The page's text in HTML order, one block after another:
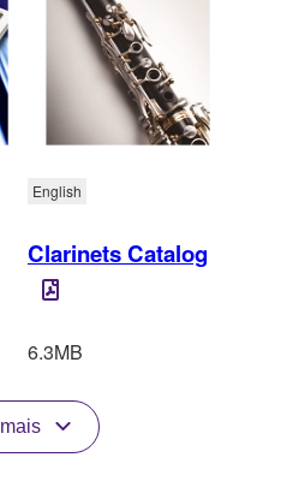
Clarinets Catalog
English
6.3MB